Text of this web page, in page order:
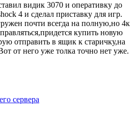
видик 3070 и оперативку до
4 и сделал приставку для игр.
почти всегда на полную,но 4к
купить новую
отправить в ящик к старичку,на
от него уже толка точно нет уже.
сервера